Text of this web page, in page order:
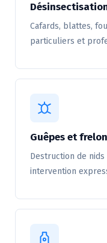
Cafards, blattes,
particuliers et
Guêpes et
Destruction de
intervention